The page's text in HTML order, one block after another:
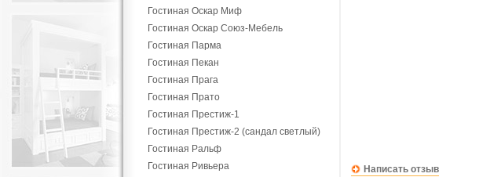
Гостиная Оскар Миф
Гостиная Оскар Союз-Мебель
Гостиная Парма
Гостиная Пекан
Гостиная Прага
Гостиная Прато
Гостиная Престиж-1
Гостиная Престиж-2 (сандал светлый)
Гостиная Ральф
Гостиная Ривьера
Написать отзыв